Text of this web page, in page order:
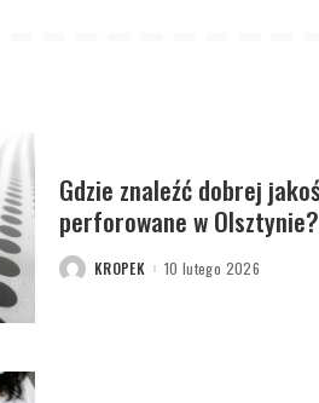
Gdzie znaleźć dobrej
perforowane w Olsztynie?
POSTEDKROPEK 10 lutego 2026